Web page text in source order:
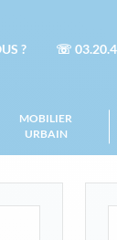
? ☏
MOBILIER
URBAIN